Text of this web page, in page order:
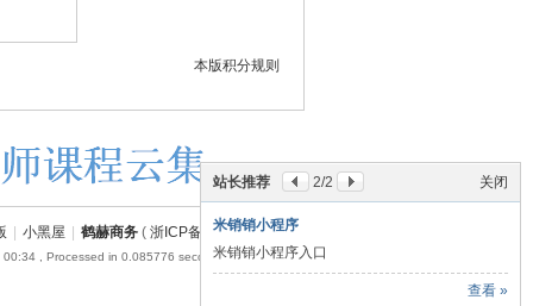
本版积分规则
关闭
站长推荐 2/2
米销销小程序
米销销小程序入口
查看 »
| 小黑屋 | 鹤赫商务 ( 浙ICP备18054110号-1)
00:34 , Processed in 0.085776 second(s), 17 queries .